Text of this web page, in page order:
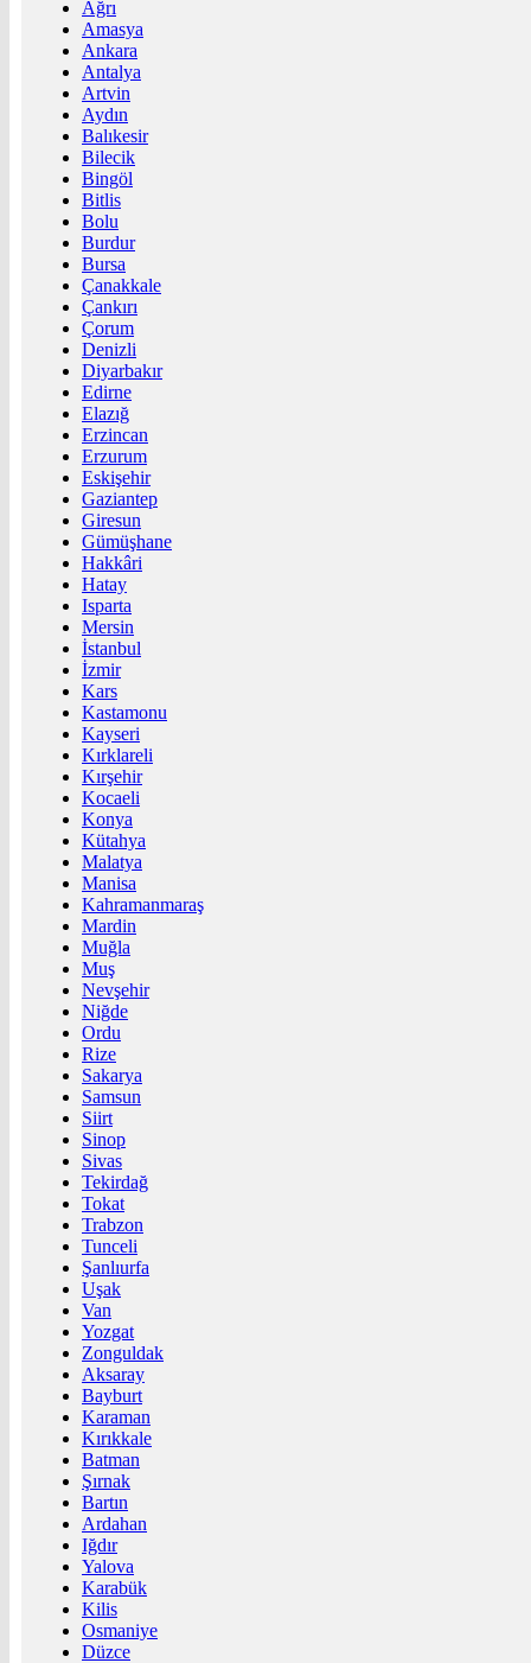
Ağrı
Amasya
Ankara
Antalya
Artvin
Aydın
Balıkesir
Bilecik
Bingöl
Bitlis
Bolu
Burdur
Bursa
Çanakkale
Çankırı
Çorum
Denizli
Diyarbakır
Edirne
Elazığ
Erzincan
Erzurum
Eskişehir
Gaziantep
Giresun
Gümüşhane
Hakkâri
Hatay
Isparta
Mersin
İstanbul
İzmir
Kars
Kastamonu
Kayseri
Kırklareli
Kırşehir
Kocaeli
Konya
Kütahya
Malatya
Manisa
Kahramanmaraş
Mardin
Muğla
Muş
Nevşehir
Niğde
Ordu
Rize
Sakarya
Samsun
Siirt
Sinop
Sivas
Tekirdağ
Tokat
Trabzon
Tunceli
Şanlıurfa
Uşak
Van
Yozgat
Zonguldak
Aksaray
Bayburt
Karaman
Kırıkkale
Batman
Şırnak
Bartın
Ardahan
Iğdır
Yalova
Karabük
Kilis
Osmaniye
Düzce